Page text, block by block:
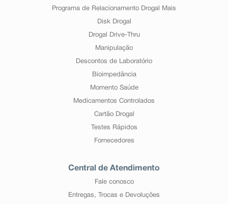
Programa de Relacionamento Drogal Mais
Disk Drogal
Drogal Drive-Thru
Manipulação
Descontos de Laboratório
Bioimpedância
Momento Saúde
Medicamentos Controlados
Cartão Drogal
Testes Rápidos
Fornecedores
Central de Atendimento
Fale conosco
Entregas, Trocas e Devoluções